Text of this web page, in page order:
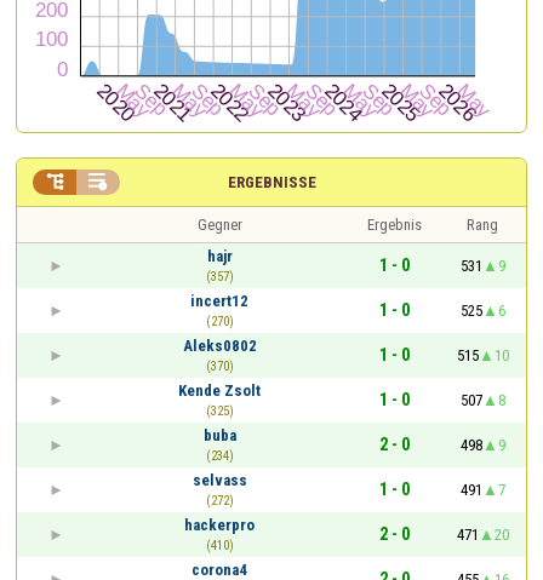
ERGEBNISSE
 
Gegner Ergebnis
Rang
hajr
(357)
1 - 0 531
9
incert12
(270)
1 - 0 525
6
Aleks0802
(370)
1 - 0 515
10
Kende Zsolt
(325)
1 - 0 507
8
buba
(234)
2 - 0 498
9
selvass
(272)
1 - 0 491
7
hackerpro
(410)
2 - 0 471
20
corona4